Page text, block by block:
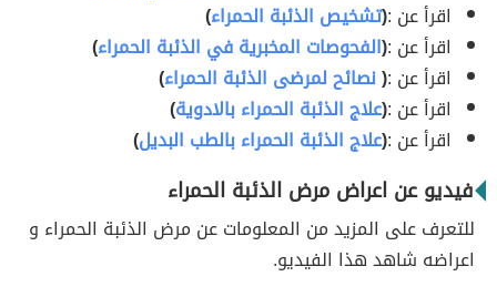
اقرأ عن :(تشخيص الذئبة الحمراء)
اقرأ عن :(الفحوصات المخبرية في الذئبة الحمراء)
اقرأ عن :(نصائح لمرضى الذئبة الحمراء)
اقرأ عن :(علاج الذئبة الحمراء بالادوية)
اقرأ عن :(علاج الذئبة الحمراء بالطب البديل)
فيديو عن اعراض مرض الذئبة الحمراء
للتعرف على المزيد من المعلومات عن مرض الذئبة الحمراء و
اعراضه شاهد هذا الفيديو.